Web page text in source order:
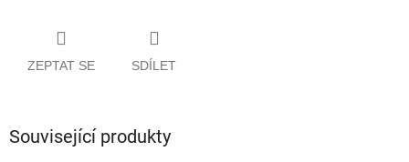
ZEPTAT SE SDÍLET
Související produkty